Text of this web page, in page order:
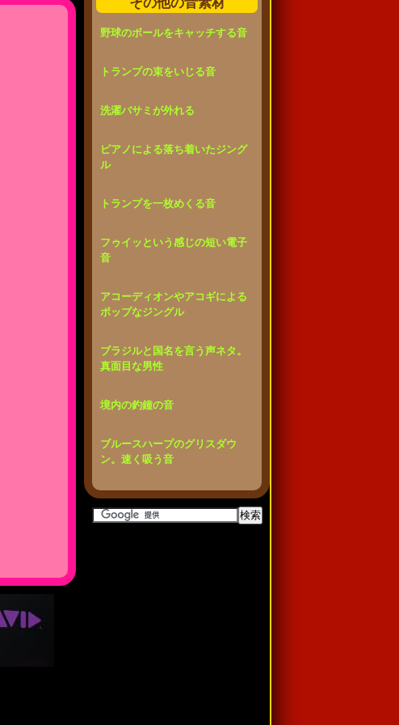
野球のボールをキャッチする音
トランプの束をいじる音
洗濯バサミが外れる
ピアノによる落ち着いたジング
ル
トランプを一枚めくる音
フゥイッという感じの短い電子
音
アコーディオンやアコギによる
ポップなジングル
ブラジルと国名を言う声ネタ。
真面目な男性
境内の釣鐘の音
ブルースハープのグリスダウ
ン。速く吸う音